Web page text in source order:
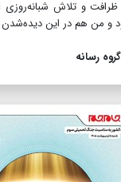
و تلاش شبانه‌روزی
و من هم در این
رسانه